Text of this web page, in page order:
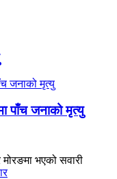
पाँच जनाको मृत्यु
भएको सवारी